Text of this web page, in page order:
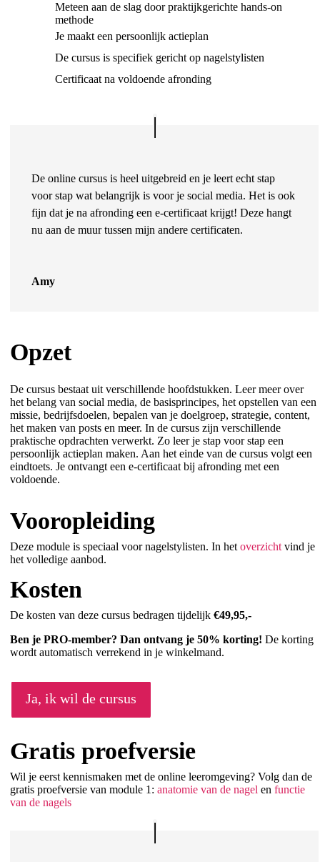
Meteen aan de slag door praktijkgerichte hands-on
methode
Je maakt een persoonlijk actieplan
De cursus is specifiek gericht op nagelstylisten
Certificaat na voldoende afronding
De online cursus is heel uitgebreid en je leert echt stap
voor stap wat belangrijk is voor je social media. Het is ook
fijn dat je na afronding een e-certificaat krijgt! Deze hangt
nu aan de muur tussen mijn andere certificaten.
Amy
Opzet
De cursus bestaat uit verschillende hoofdstukken. Leer meer over
het belang van social media, de basisprincipes, het opstellen van een
missie, bedrijfsdoelen, bepalen van je doelgroep, strategie, content,
het maken van posts en meer. In de cursus zijn verschillende
praktische opdrachten verwerkt. Zo leer je stap voor stap een
persoonlijk actieplan maken. Aan het einde van de cursus volgt een
eindtoets. Je ontvangt een e-certificaat bij afronding met een
voldoende.
Vooropleiding
Deze module is speciaal voor nagelstylisten. In het overzicht vind je
het volledige aanbod.
Kosten
De kosten van deze cursus bedragen tijdelijk €49,95,-
Ben je PRO-member? Dan ontvang je 50% korting! De korting
wordt automatisch verrekend in je winkelmand.
Ja, ik wil de cursus
Gratis proefversie
Wil je eerst kennismaken met de online leeromgeving? Volg dan de
gratis proefversie van module 1: anatomie van de nagel en functie
van de nagels